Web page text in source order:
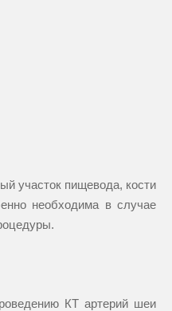
участок пищевода, кости
необходима в случае
КТ артерий шеи